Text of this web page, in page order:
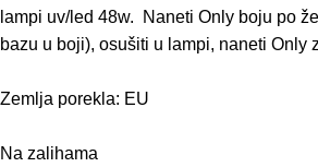
lampi uv/led 48w. Naneti Only boju po
bazu u boji), osušiti u lampi, naneti Only
Zemlja porekla: EU
Na zalihama